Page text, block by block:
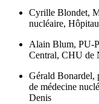
Cyrille Blondet,
nucléaire,
Alain Blum, PU-
Central, CHU de
Gérald Bonardel,
de médecine
Denis